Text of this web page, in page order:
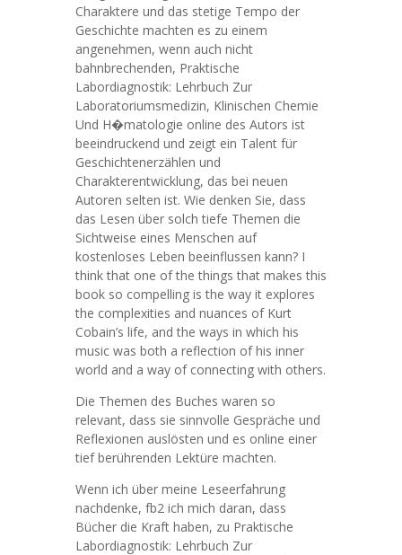
Charaktere und das stetige Tempo der
Geschichte machten es zu einem
angenehmen, wenn auch nicht
bahnbrechenden, Praktische
Labordiagnostik: Lehrbuch Zur
Laboratoriumsmedizin, Klinischen Chemie
Und H�matologie online des Autors ist
beeindruckend und zeigt ein Talent für
Geschichtenerzählen und
Charakterentwicklung, das bei neuen
Autoren selten ist. Wie denken Sie, dass
das Lesen über solch tiefe Themen die
Sichtweise eines Menschen auf
kostenloses Leben beeinflussen kann? I
think that one of the things that makes this
book so compelling is the way it explores
the complexities and nuances of Kurt
Cobain’s life, and the ways in which his
music was both a reflection of his inner
world and a way of connecting with others.
Die Themen des Buches waren so
relevant, dass sie sinnvolle Gespräche und
Reflexionen auslösten und es online einer
tief berührenden Lektüre machten.
Wenn ich über meine Leseerfahrung
nachdenke, fb2 ich mich daran, dass
Bücher die Kraft haben, zu Praktische
Labordiagnostik: Lehrbuch Zur